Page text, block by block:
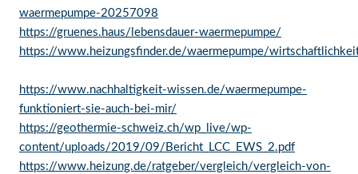
waermepumpe-20257098
https://gruenes.haus/lebensdauer-waermepumpe/
https://www.heizungsfinder.de/waermepumpe/
https://www.nachhaltigkeit-wissen.de/waermepumpe-
funktioniert-sie-auch-bei-mir/
https://geothermie-schweiz.ch/wp_live/wp-
content/uploads/2019/09/Bericht_LCC_EWS_2.pdf
https://www.heizung.de/ratgeber/vergleich/vergleich-von-